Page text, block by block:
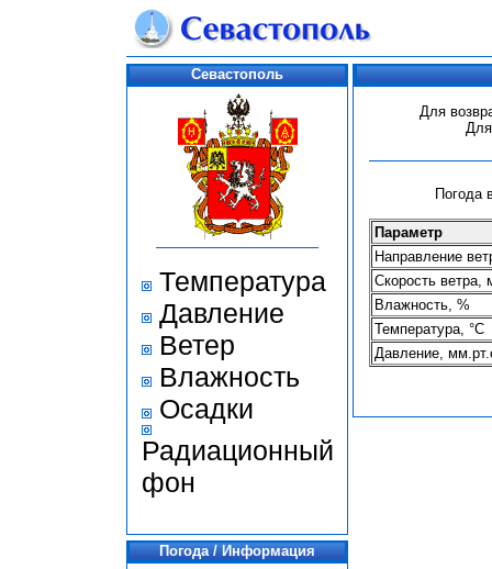
Севастополь
Температура
Давление
Ветер
Влажность
Осадки
Радиационный
фон
Погода / Информация
Для
Погода
Параметр
Направление
Скорость ветра,
Влажность, %
Температура, °С
Давление,